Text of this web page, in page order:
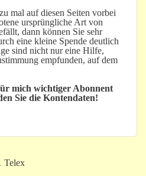
mal auf diesen Seiten vorbei
ursprüngliche Art von
dann können Sie sehr
eine kleine Spende deutlich
sind nicht nur eine Hilfe,
empfunden, auf dem
mich wichtiger Abonnent
Sie die Kontendaten!
Telex